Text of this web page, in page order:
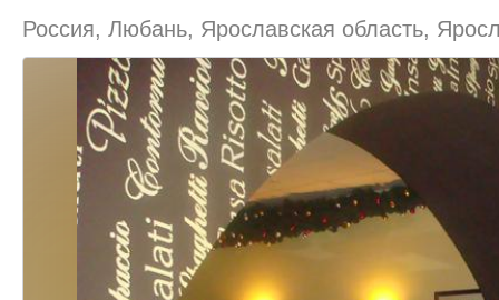
Россия, Любань, Ярославская область,